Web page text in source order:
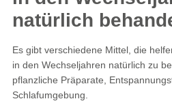
natürlich
Es gibt verschiedene Mittel, die
in den Wechseljahren natürlich zu
pflanzliche Präparate,
Schlafumgebung.